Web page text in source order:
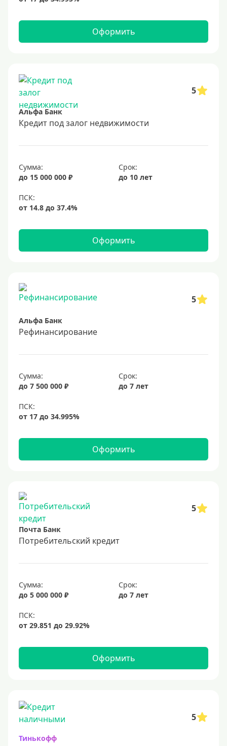
Оформить
5
Альфа Банк
Кредит под залог недвижимости
Сумма:
до 15 000 000 ₽
Срок:
до 10 лет
Оформить
5
Альфа Банк
Рефинансирование
Сумма:
до 7 500 000 ₽
Срок:
до 7 лет
Оформить
5
Почта Банк
Потребительский кредит
Сумма:
до 5 000 000 ₽
Срок:
до 7 лет
Оформить
5
Тинькофф